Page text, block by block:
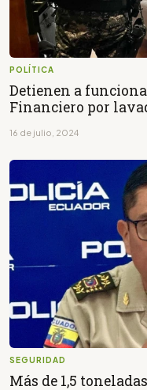
POLÍTICA
Detienen a
Financiero por
16 de julio, 2024
SEGURIDAD
Más de 1,5